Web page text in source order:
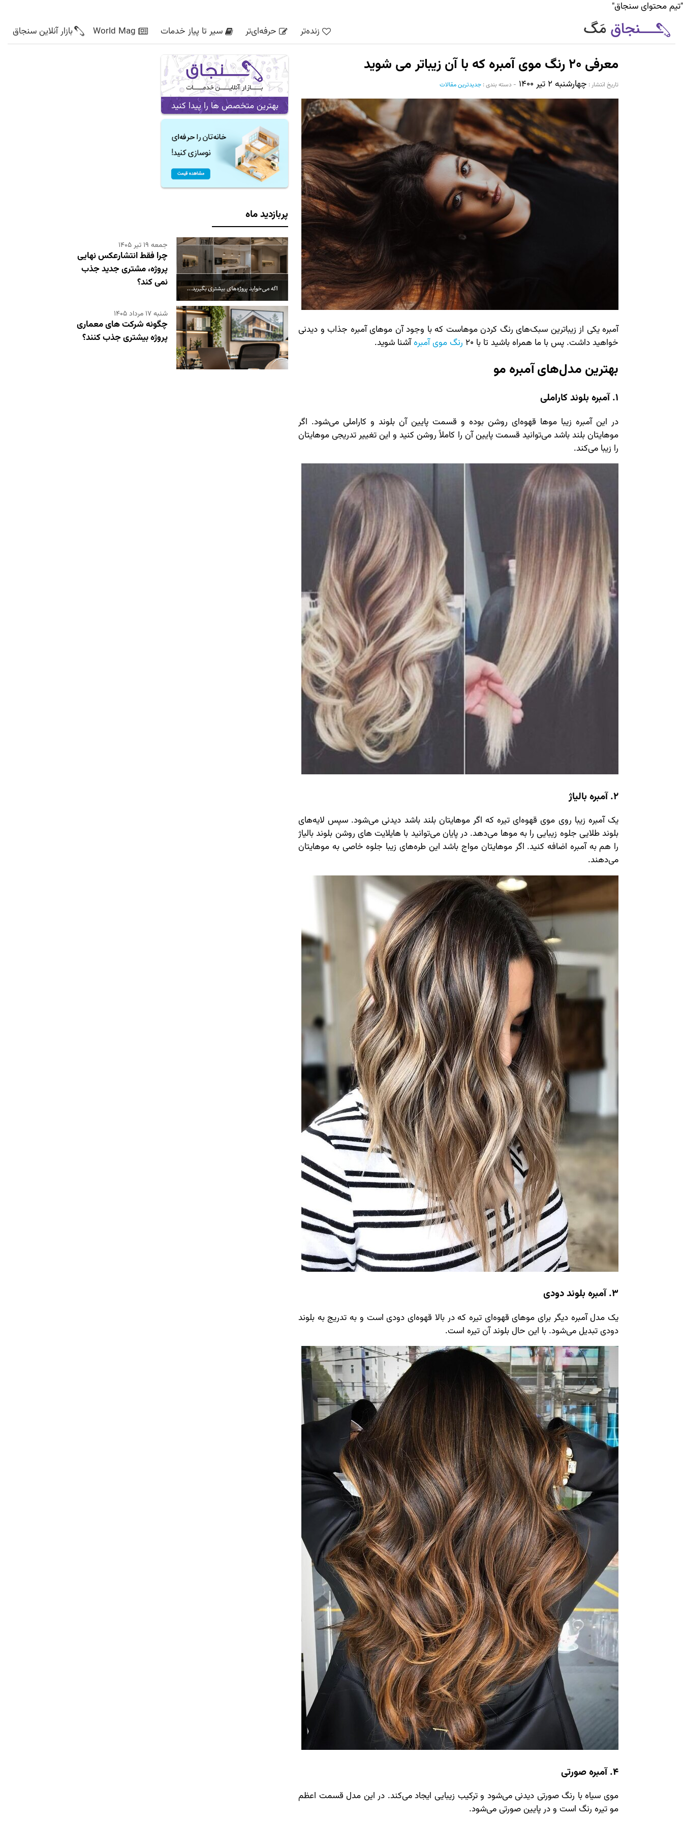
"تیم محتوای سنجاق"
زنده‌تر
حرفه‌ای‌تر سیر تا پیاز خدمات World Mag بازار آنلاین سنجاق
معرفی ۲۰ رنگ موی آمبره که با آن زیباتر می شوید
تاریخ انتشار :‌ چهارشنبه ۲ تیر ۱۴۰۰ - دسته بندی : جدیدترین مقالات
آمبره یکی از زیباترین سبک‌های رنگ کردن موهاست که با وجود آن موهای آمبره جذاب و دیدنی
خواهید داشت. پس با ما همراه باشید تا با 20
رنگ موی آمبرهآشنا شوید.
بهترین مدل‌های آمبره مو
1. آمبره بلوند کاراملی
در این آمبره زیبا موها قهوه‌ای روشن بوده و قسمت پایین آن بلوند و کاراملی می‌شود. اگر
موهایتان بلند باشد می‌توانید قسمت پایین آن را کاملاً روشن کنید و این تغییر تدریجی موهایتان
را زیبا می‌کند.
2. آمبره بالیاژ
یک آمبره زیبا روی موی قهوه‌ای تیره که اگر موهایتان بلند باشد دیدنی می‌شود. سپس لایه‌های
بلوند طلایی جلوه زیبایی را به موها می‌دهد. در پایان می‌توانید با هایلایت های روشن بلوند بالیاژ
را هم به آمبره اضافه کنید. اگر موهایتان مواج باشد این طره‌های زیبا جلوه خاصی به موهایتان
می‌دهند.
3. آمبره بلوند دودی
یک مدل آمبره دیگر برای موهای قهوه‌ای تیره که در بالا قهوه‌ای دودی است و به تدریج به بلوند
دودی تبدیل می‌شود. با این حال بلوند آن تیره است.
4. آمبره صورتی
موی سیاه با رنگ صورتی دیدنی می‌شود و ترکیب زیبایی ایجاد می‌کند. در این مدل قسمت اعظم
مو تیره رنگ است و در پایین صورتی می‌شود.
بهترین متخصص ها را پیدا کنید
پربازدید ماه
چرا فقط انتشارعکس نهایی
پروژه، مشتری جدید جذب
نمی کند؟
جمعه ۱۹ تیر ۱۴۰۵
چگونه شرکت های معماری
پروژه بیشتری جذب کنند؟
شنبه ۱۷ مرداد ۱۴۰۵